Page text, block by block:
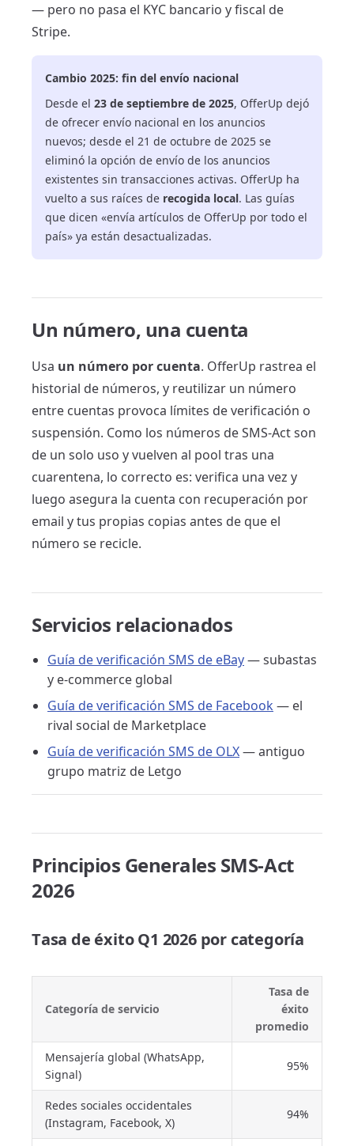
— pero no pasa el KYC bancario y fiscal de
Stripe.
Cambio 2025: fin del envío nacional
Desde el 23 de septiembre de 2025, OfferUp dejó
de ofrecer envío nacional en los anuncios
nuevos; desde el 21 de octubre de 2025 se
eliminó la opción de envío de los anuncios
existentes sin transacciones activas. OfferUp ha
vuelto a sus raíces de recogida local. Las guías
que dicen «envía artículos de OfferUp por todo el
país» ya están desactualizadas.
Un número, una cuenta
Usa un número por cuenta. OfferUp rastrea el
historial de números, y reutilizar un número
entre cuentas provoca límites de verificación o
suspensión. Como los números de SMS-Act son
de un solo uso y vuelven al pool tras una
cuarentena, lo correcto es: verifica una vez y
luego asegura la cuenta con recuperación por
email y tus propias copias antes de que el
número se recicle.
Servicios relacionados
Guía de verificación SMS de eBay— subastas
y e-commerce global
Guía de verificación SMS de Facebook — el
rival social de Marketplace
Guía de verificación SMS de OLX— antiguo
grupo matriz de Letgo
Principios Generales SMS-Act
2026
Tasa de éxito Q1 2026 por categoría
Categoría de servicio
Tasa de
éxito
promedio
Mensajería global (WhatsApp,
Signal)
95%
Redes sociales occidentales
(Instagram, Facebook, X)
94%